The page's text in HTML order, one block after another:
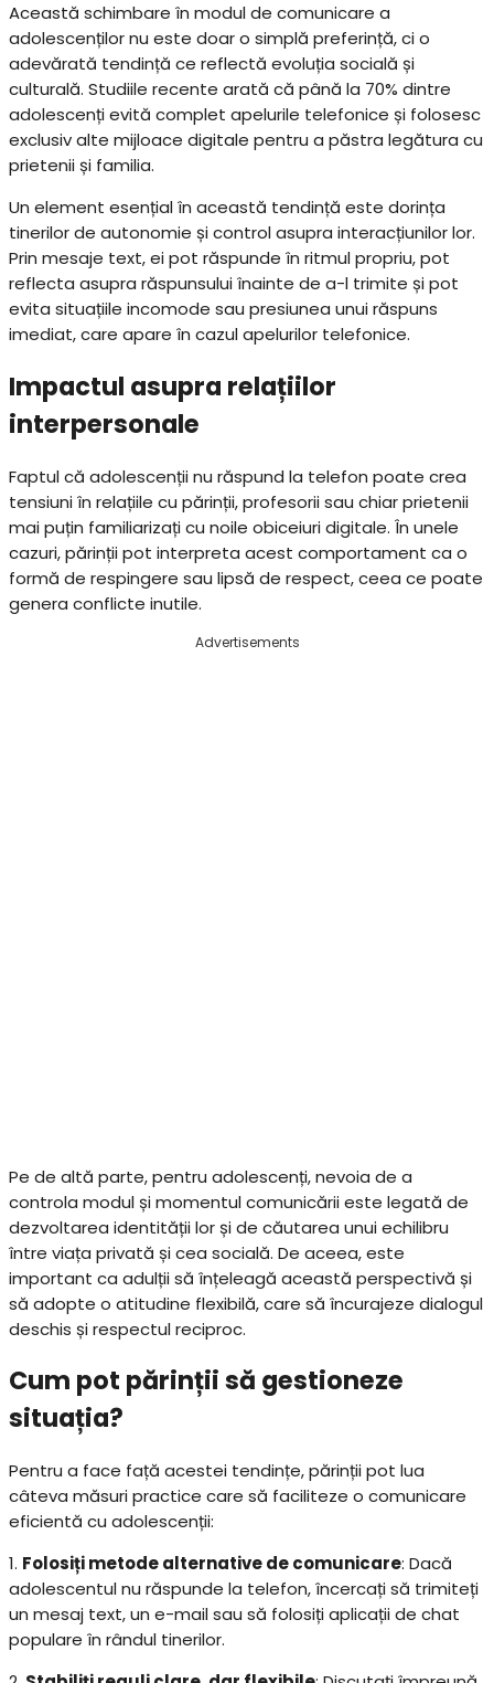
Această schimbare în modul de comunicare a
adolescenților nu este doar o simplă preferință, ci o
adevărată tendință ce reflectă evoluția socială și
culturală. Studiile recente arată că până la 70% dintre
adolescenți evită complet apelurile telefonice și folosesc
exclusiv alte mijloace digitale pentru a păstra legătura cu
prietenii și familia.
Un element esențial în această tendință este dorința
tinerilor de autonomie și control asupra interacțiunilor lor.
Prin mesaje text, ei pot răspunde în ritmul propriu, pot
reflecta asupra răspunsului înainte de a-l trimite și pot
evita situațiile incomode sau presiunea unui răspuns
imediat, care apare în cazul apelurilor telefonice.
Impactul asupra relațiilor
interpersonale
Faptul că adolescenții nu răspund la telefon poate crea
tensiuni în relațiile cu părinții, profesorii sau chiar prietenii
mai puțin familiarizați cu noile obiceiuri digitale. În unele
cazuri, părinții pot interpreta acest comportament ca o
formă de respingere sau lipsă de respect, ceea ce poate
genera conflicte inutile.
Advertisements
Pe de altă parte, pentru adolescenți, nevoia de a
controla modul și momentul comunicării este legată de
dezvoltarea identității lor și de căutarea unui echilibru
între viața privată și cea socială. De aceea, este
important ca adulții să înțeleagă această perspectivă și
să adopte o atitudine flexibilă, care să încurajeze dialogul
deschis și respectul reciproc.
Cum pot părinții să gestioneze
situația?
Pentru a face față acestei tendințe, părinții pot lua
câteva măsuri practice care să faciliteze o comunicare
eficientă cu adolescenții:
1. Folosiți metode alternative de comunicare: Dacă
adolescentul nu răspunde la telefon, încercați să trimiteți
un mesaj text, un e-mail sau să folosiți aplicații de chat
populare în rândul tinerilor.